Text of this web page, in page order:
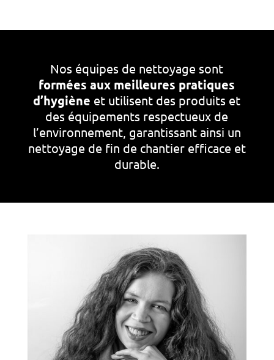
Nos équipes de nettoyage sont
formées aux meilleures pratiques
d’hygiène et utilisent des produits et
des équipements respectueux de
l’environnement, garantissant ainsi un
nettoyage de fin de chantier efficace et
durable.